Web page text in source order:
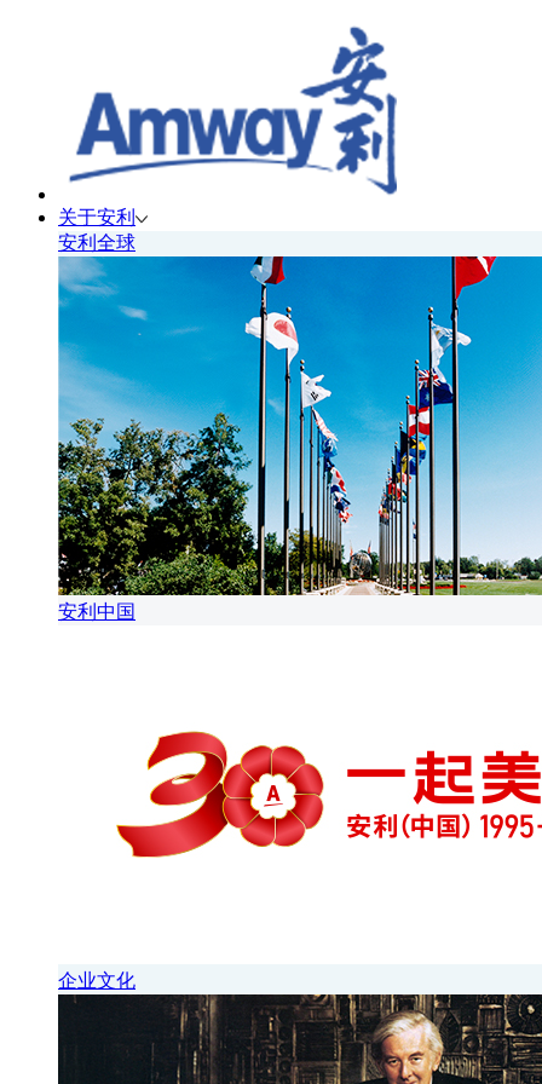
关于安利
安利全球
安利中国
企业文化